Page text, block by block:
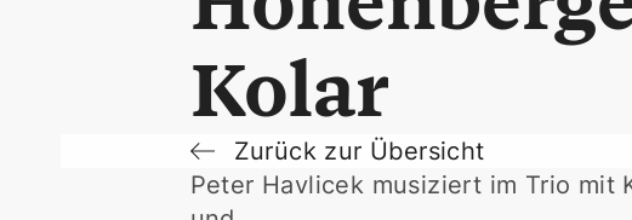
Kolar
Zurück zur Übersicht
Peter Havlicek musiziert im Trio mit